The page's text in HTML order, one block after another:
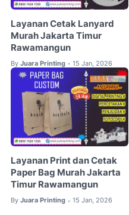
Layanan Cetak Lanyard
Murah Jakarta Timur
Rawamangun
By Juara Printing • 15 Jan, 2026
Layanan Print dan Cetak
Paper Bag Murah Jakarta
Timur Rawamangun
By Juara Printing • 15 Jan, 2026